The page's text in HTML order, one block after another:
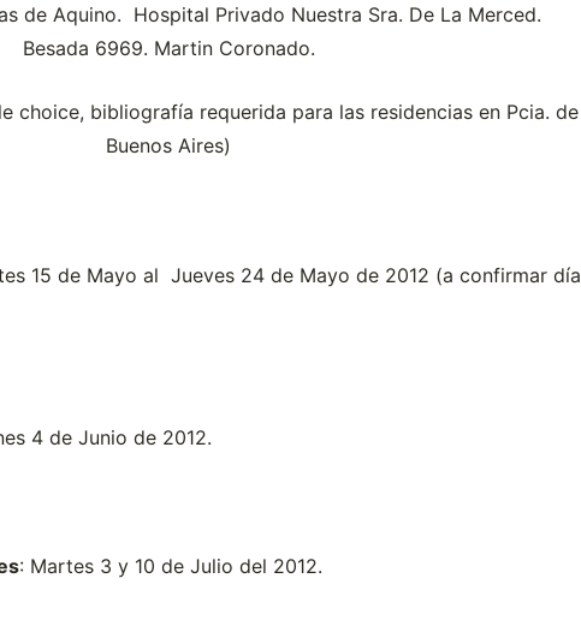
de Aquino. Hospital Privado Nuestra Sra. De La Merced.
Besada 6969. Martin Coronado.
choice, bibliografía requerida para las residencias en Pcia. de
Buenos Aires)
15 de Mayo al Jueves 24 de Mayo de 2012 (a confirmar día
4 de Junio de 2012.
: Martes 3 y 10 de Julio del 2012.